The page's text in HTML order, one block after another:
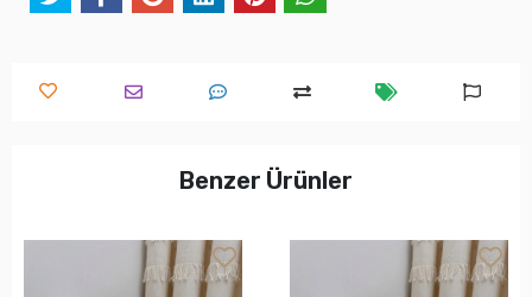
Benzer Ürünler